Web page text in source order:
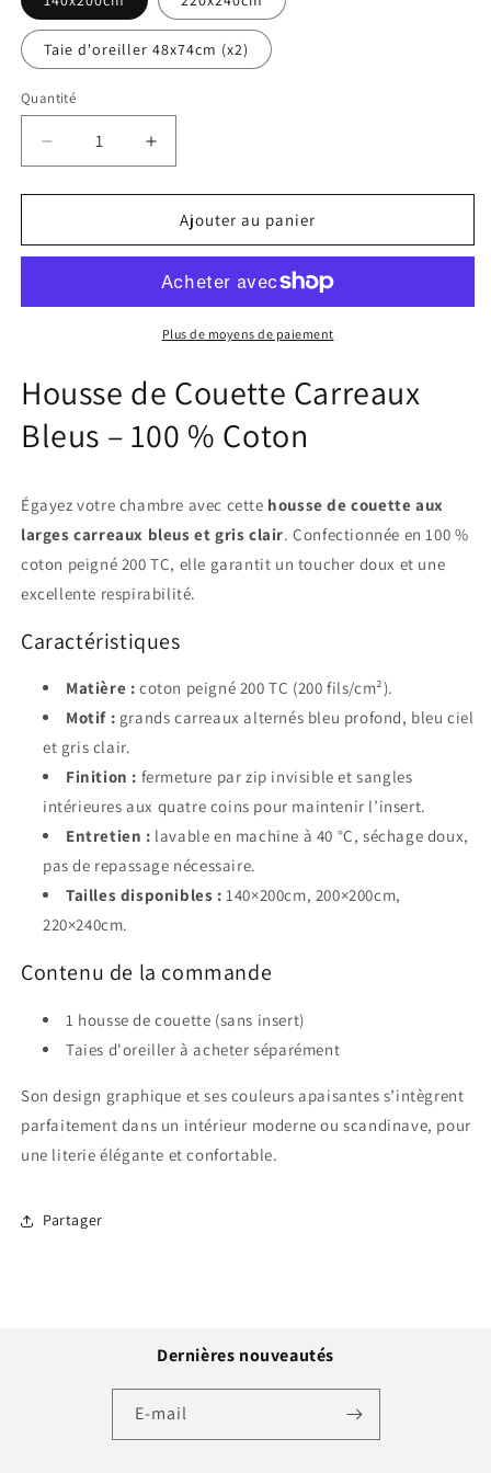
Taie d'oreiller 48x74cm (x2)
Quantité
Réduire
la
quantité
Housse
Carreaux
Augmenter
la
quantité
Housse
Couette
Carreaux
Bleus
Coton
Ajouter au panier
Plus de moyens de paiement
Housse de Couette Carreaux
Bleus – 100 % Coton
Égayez votre chambre avec cette housse de couette aux
larges carreaux bleus et gris clair. Confectionnée en 100 %
coton peigné 200 TC, elle garantit un toucher doux et une
excellente respirabilité.
Caractéristiques
Matière : coton peigné 200 TC (200 fils/cm²).
Motif : grands carreaux alternés bleu profond, bleu ciel
et gris clair.
Finition : fermeture par zip invisible et sangles
intérieures aux quatre coins pour maintenir l’insert.
Entretien : lavable en machine à 40 °C, séchage doux,
pas de repassage nécessaire.
Tailles disponibles : 140×200cm, 200×200cm,
220×240cm.
Contenu de la commande
1 housse de couette (sans insert)
Taies d'oreiller à acheter séparément
Son design graphique et ses couleurs apaisantes s’intègrent
parfaitement dans un intérieur moderne ou scandinave, pour
une literie élégante et confortable.
Partager
Dernières nouveautés
E-mail